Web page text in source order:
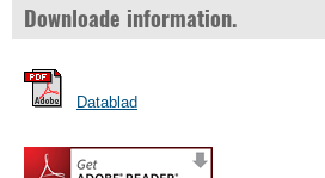
Downloade information.
Datablad